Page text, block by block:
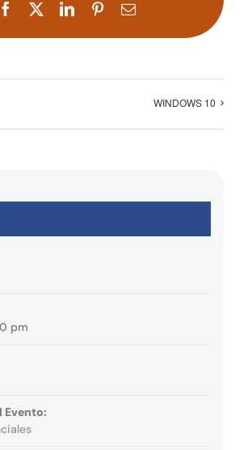
Facebook LinkedInPinterestCorreo
WINDOWS 10
pm
Evento: